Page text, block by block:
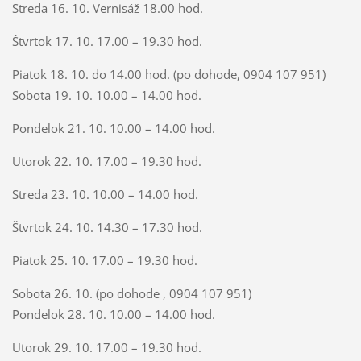
Streda 16. 10. Vernisáž 18.00 hod.
Štvrtok 17. 10. 17.00 – 19.30 hod.
Piatok 18. 10. do 14.00 hod. (po dohode, 0904 107 951)
Sobota 19. 10. 10.00 – 14.00 hod.
Pondelok 21. 10. 10.00 – 14.00 hod.
Utorok 22. 10. 17.00 – 19.30 hod.
Streda 23. 10. 10.00 – 14.00 hod.
Štvrtok 24. 10. 14.30 – 17.30 hod.
Piatok 25. 10. 17.00 – 19.30 hod.
Sobota 26. 10. (po dohode , 0904 107 951)
Pondelok 28. 10. 10.00 – 14.00 hod.
Utorok 29. 10. 17.00 – 19.30 hod.